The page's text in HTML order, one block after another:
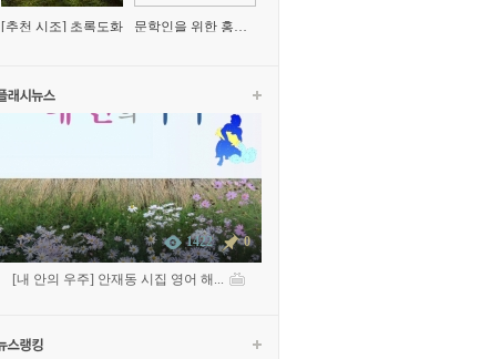
[추천 시조] 초록도화
문학인을 위한 홍문
1422 0
[내 안의 우주] 안재동 시집 영어 해...